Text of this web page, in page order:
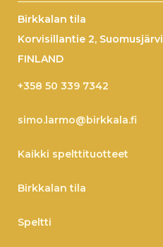
Birkkalan tila
Korvisillantie 2, Suomusjärvi
FINLAND
+358 50 339 7342
simo.larmo@birkkala.fi
Kaikki spelttituotteet
Birkkalan tila
Speltti